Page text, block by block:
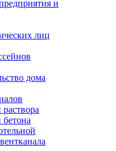
и
лиц
дома